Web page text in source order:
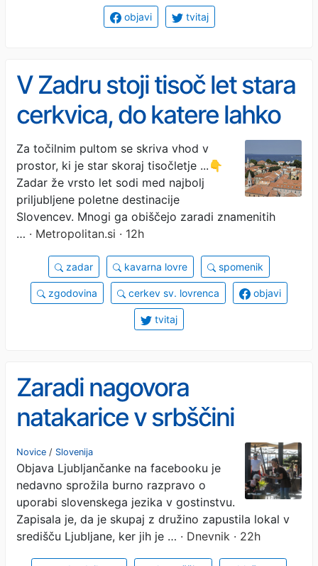
objavi tvitaj
V Zadru stoji tisoč let stara
cerkvica, do katere lahko
pridete le skozi kavarno –
večina turistov je sploh ne
opazi
Za točilnim pultom se skriva vhod v
prostor, ki je star skoraj tisočletje ...👇
Zadar že vrsto let sodi med najbolj
priljubljene poletne destinacije
Slovencev. Mnogi ga obiščejo zaradi znamenitih
… · Metropolitan.si · 12h
zadar kavarna lovre spomenik
zgodovina cerkev sv. lovrenca objavi
tvitaj
Zaradi nagovora
natakarice v srbščini
protestno zapustili lokal
Novice / Slovenija
Objava Ljubljančanke na facebooku je
nedavno sprožila burno razpravo o
uporabi slovenskega jezika v gostinstvu.
Zapisala je, da je skupaj z družino zapustila lokal v
središču Ljubljane, ker jih je … · Dnevnik · 22h